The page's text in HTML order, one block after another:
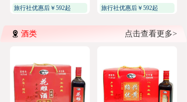
旅行社优惠后￥592起 旅行社优惠后￥592起
酒类 点击查看更多>